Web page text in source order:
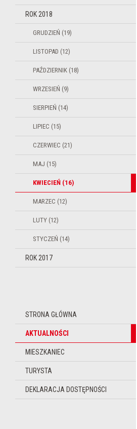
ROK 2018
GRUDZIEŃ (19)
LISTOPAD (12)
PAŹDZIERNIK (18)
WRZESIEŃ (9)
SIERPIEŃ (14)
LIPIEC (15)
CZERWIEC (21)
MAJ (15)
KWIECIEŃ (16)
MARZEC (12)
LUTY (12)
STYCZEŃ (14)
ROK 2017
STRONA GŁÓWNA
AKTUALNOŚCI
MIESZKANIEC
TURYSTA
DEKLARACJA DOSTĘPNOŚCI